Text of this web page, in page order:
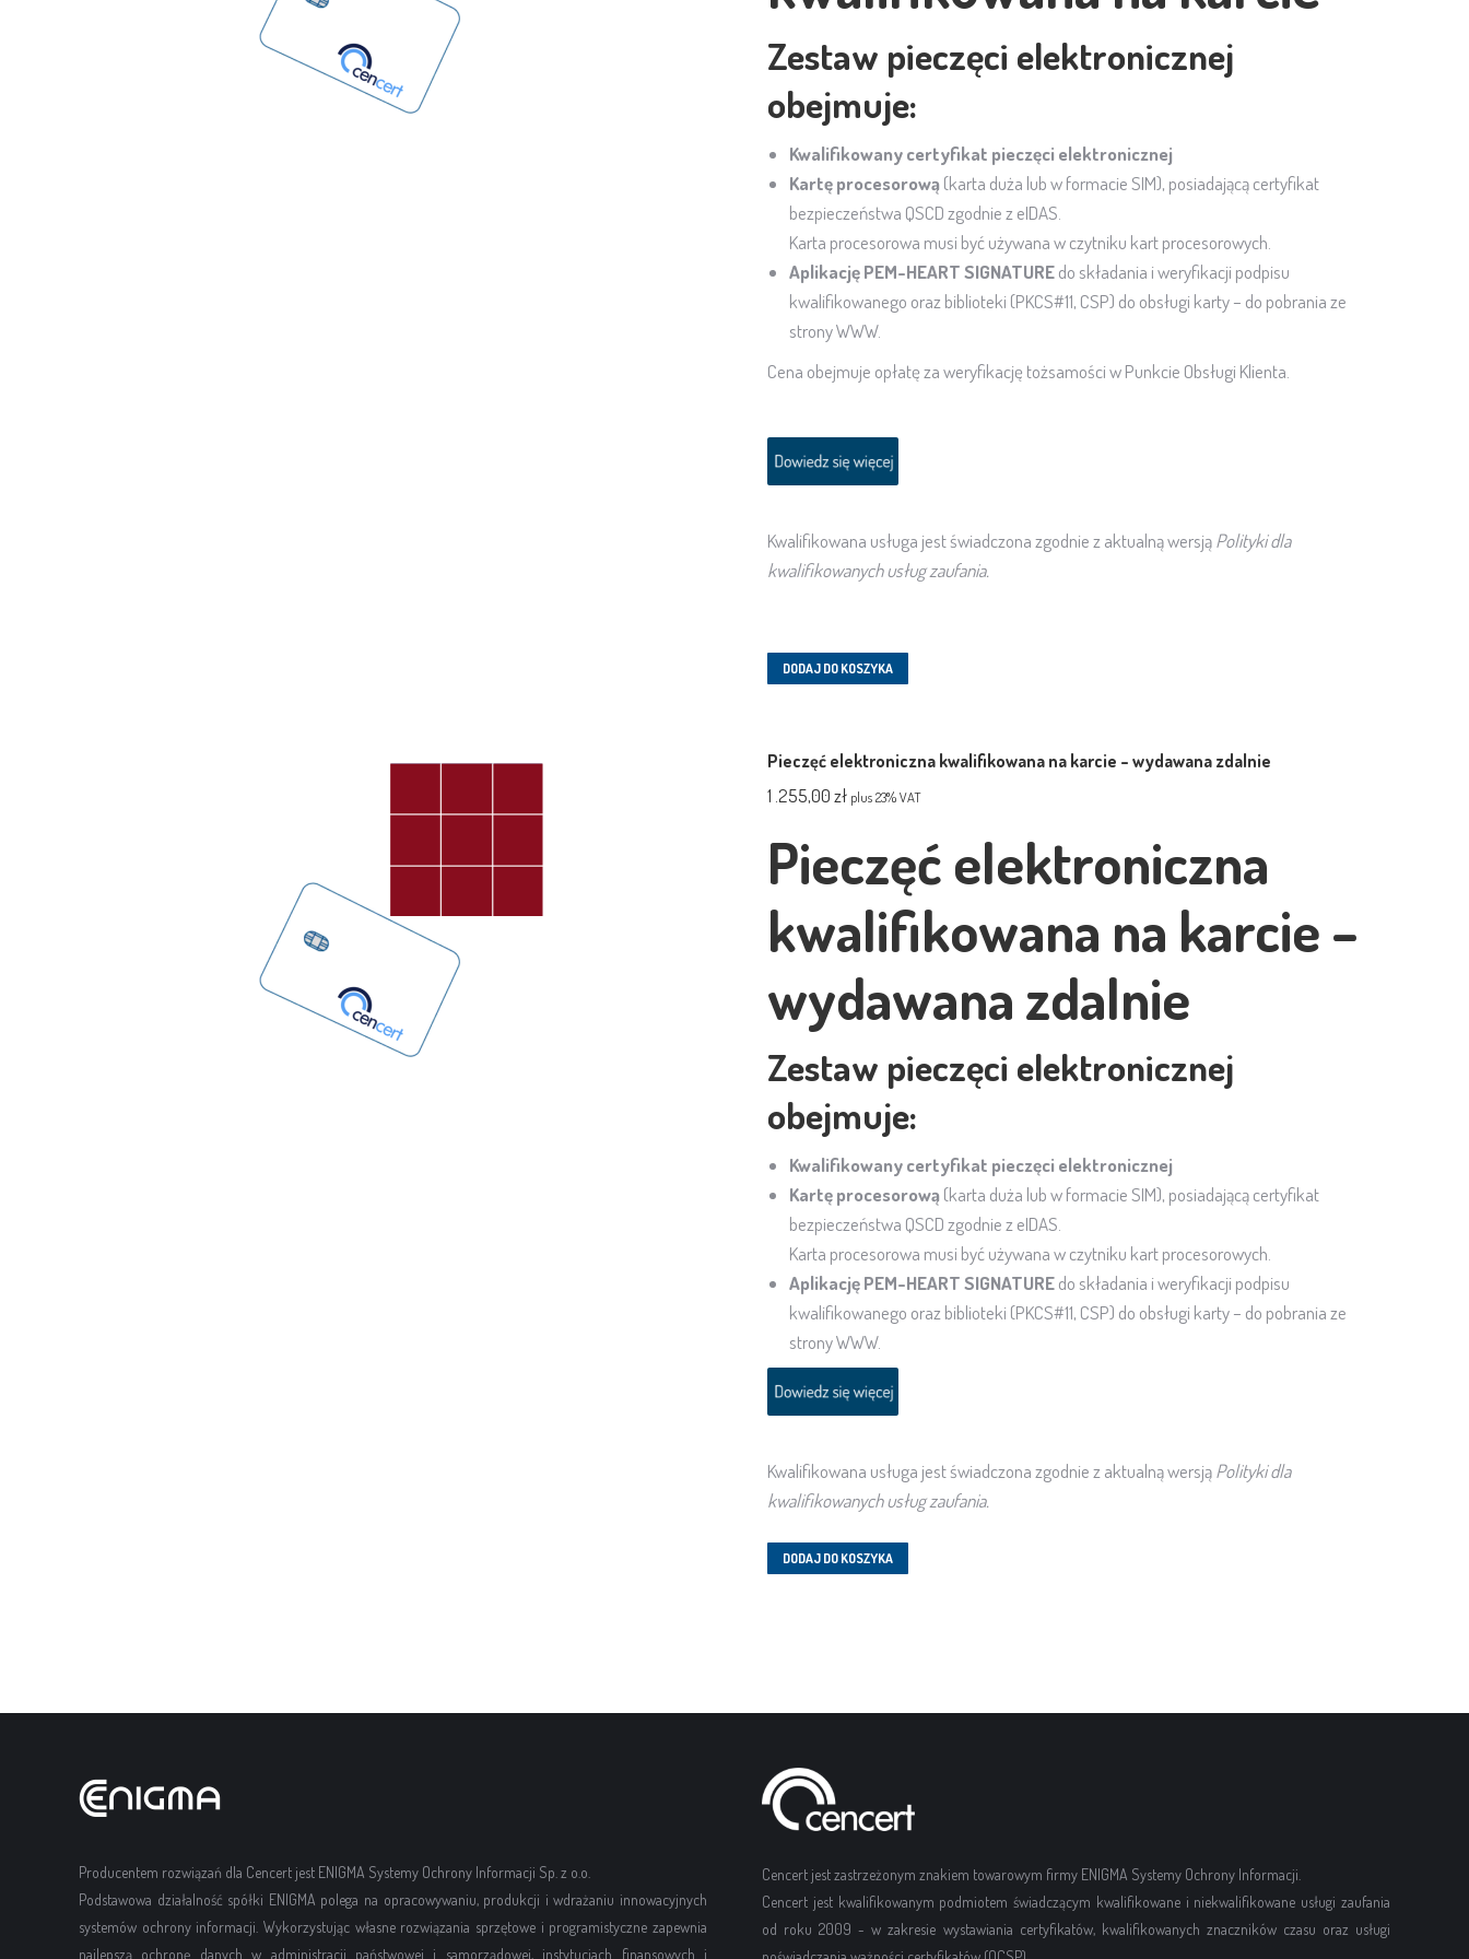
Zestaw pieczęci elektronicznej
obejmuje:
Kwalifikowany certyfikat pieczęci elektronicznej
Kartę procesorową(karta duża lub w formacie SIM), posiadającą certyfikat
bezpieczeństwa QSCD zgodnie z eIDAS.
Karta procesorowa musi być używana w czytniku kart procesorowych.
Aplikację PEM-HEART SIGNATUREdo składania i weryfikacji podpisu
kwalifikowanego oraz biblioteki (PKCS#11, CSP) do obsługi karty – do pobrania ze
strony WWW.
Cena obejmuje opłatę za weryfikację tożsamości w Punkcie Obsługi Klienta.
Kwalifikowana usługa jest świadczona zgodnie z aktualną wersjąPolityki dla
kwalifikowanych usług zaufania.
DODAJ DO KOSZYKA
Pieczęć elektroniczna kwalifikowana na karcie – wydawana zdalnie
1 .255,00zł plus 23% VAT
Pieczęć elektroniczna
kwalifikowana na karcie –
wydawana zdalnie
Zestaw pieczęci elektronicznej
obejmuje:
Kwalifikowany certyfikat pieczęci elektronicznej
Kartę procesorową(karta duża lub w formacie SIM), posiadającą certyfikat
bezpieczeństwa QSCD zgodnie z eIDAS.
Karta procesorowa musi być używana w czytniku kart procesorowych.
Aplikację PEM-HEART SIGNATUREdo składania i weryfikacji podpisu
kwalifikowanego oraz biblioteki (PKCS#11, CSP) do obsługi karty – do pobrania ze
strony WWW.
Kwalifikowana usługa jest świadczona zgodnie z aktualną wersjąPolityki dla
kwalifikowanych usług zaufania.
DODAJ DO KOSZYKA
Producentem rozwiązań dla Cencert jest ENIGMA Systemy Ochrony Informacji Sp. z o.o.
Podstawowa działalność spółki ENIGMA polega na opracowywaniu, produkcji i wdrażaniu innowacyjnych
systemów ochrony informacji. Wykorzystując własne rozwiązania sprzętowe i programistyczne zapewnia
najlepszą ochronę danych w administracji państwowej i samorządowej, instytucjach finansowych i
Cencert jest zastrzeżonym znakiem towarowym firmy ENIGMA Systemy Ochrony Informacji.
Cencert jest kwalifikowanym podmiotem świadczącym kwalifikowane i niekwalifikowane usługi zaufania
od roku 2009 - w zakresie wystawiania certyfikatów, kwalifikowanych znaczników czasu oraz usługi